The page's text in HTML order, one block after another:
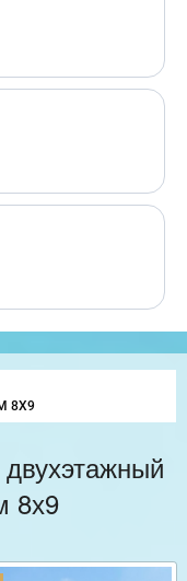
8Х9
8х9